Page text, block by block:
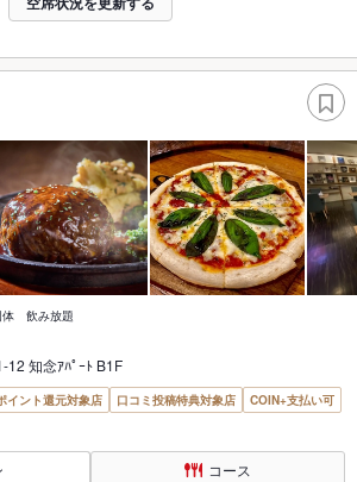
飲み放題
知念ｱﾊﾟｰﾄ B1F
イント還元対象店 口コミ投稿特典対象店
COIN+支払い可
コース